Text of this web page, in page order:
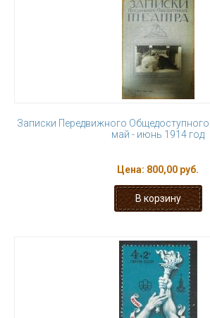
Записки Передвижного Общедоступного
май - июнь 1914 год
Цена: 800,00 руб.